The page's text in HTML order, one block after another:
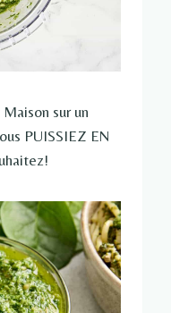
sur un
PUISSIEZ EN